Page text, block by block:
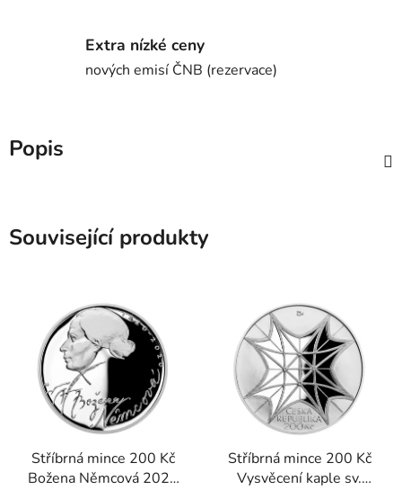
Extra nízké ceny
nových emisí ČNB (rezervace)
Popis
Související produkty
Stříbrná mince 200 Kč
Božena Němcová 2020
Stříbrná mince 200 Kč
Vysvěcení kaple sv.